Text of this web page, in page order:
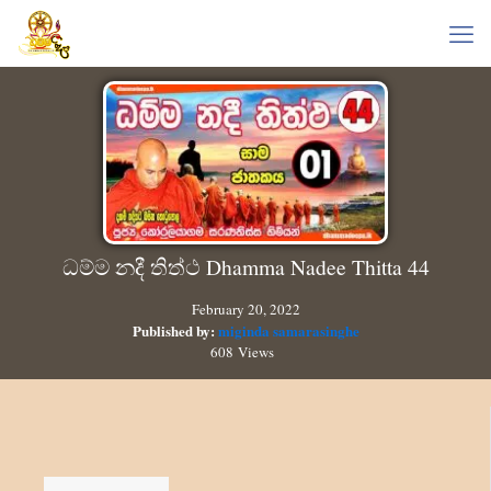
ධම්ම නදී තිත්ථ Dhamma Nadee Thitta 44
February 20, 2022
Published by: miginda samarasinghe
608 Views